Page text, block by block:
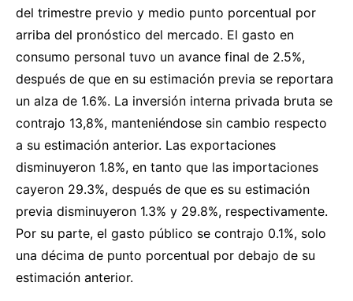
del trimestre previo y medio punto porcentual por
arriba del pronóstico del mercado. El gasto en
consumo personal tuvo un avance final de 2.5%,
después de que en su estimación previa se reportara
un alza de 1.6%. La inversión interna privada bruta se
contrajo 13,8%, manteniéndose sin cambio respecto
a su estimación anterior. Las exportaciones
disminuyeron 1.8%, en tanto que las importaciones
cayeron 29.3%, después de que es su estimación
previa disminuyeron 1.3% y 29.8%, respectivamente.
Por su parte, el gasto público se contrajo 0.1%, solo
una décima de punto porcentual por debajo de su
estimación anterior.